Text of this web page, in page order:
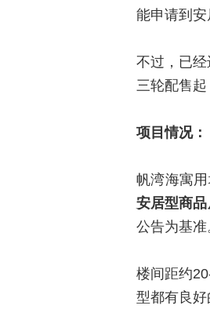
能申请到安
不过，已
三轮配售起
项目情况：
帆湾海寓
安居型商品
公告为基准
楼间距约
型都有良好